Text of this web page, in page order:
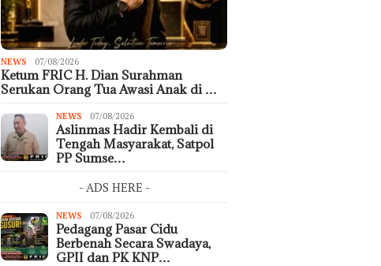
NEWS 07/08/2026
Ketum FRIC H. Dian Surahman
Serukan Orang Tua Awasi Anak di …
NEWS 07/08/2026
Aslinmas Hadir Kembali di
Tengah Masyarakat, Satpol
PP Sumse…
- ADS HERE -
NEWS 07/08/2026
Pedagang Pasar Cidu
Berbenah Secara Swadaya,
GPII dan PK KNP…